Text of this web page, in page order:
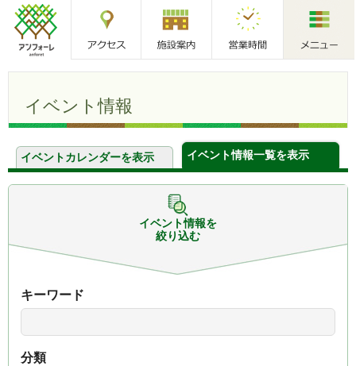
アンフォーレ 施設案内 営業時間
イベント情報
イベントカレンダーを表示 イベント情報一覧を表示
イベント情報を
絞り込む
キーワード
分類